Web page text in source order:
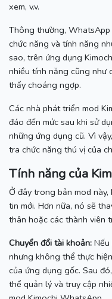
xem, v.v.
Thông thường,
chức năng và tính năng
sao, trên ứng dụng
nhiều tính năng cũng như
thấy choáng ngợp.
Các nhà phát triển mod
đáo đến mức sau khi sử
những ứng dụng cũ. Vì
tra chức năng thú vị của
Tính năng của
Ở đây trong bản mod
tin mới. Hơn nữa, nó sẽ
thân hoặc các thành viên
Chuyển đổi tài khoản:
nhưng không thể thực
của ứng dụng gốc. Sau
thể quản lý và truy cập